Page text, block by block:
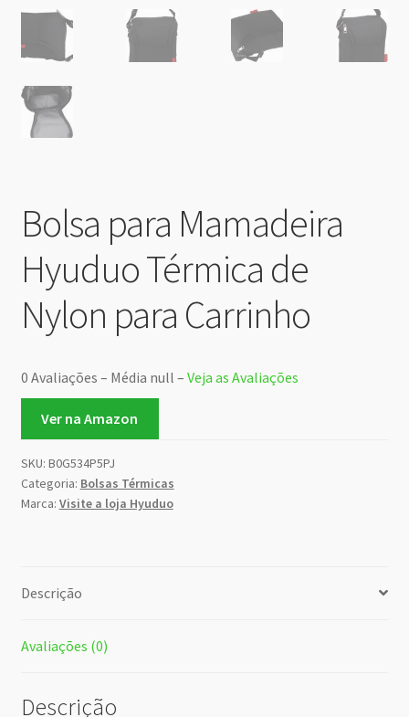
Bolsa para Mamadeira
Hyuduo Térmica de
Nylon para Carrinho
0 Avaliações – Média null – Veja as Avaliações
Ver na Amazon
SKU: B0G534P5PJ
Categoria: Bolsas Térmicas
Marca: Visite a loja Hyuduo
Descrição
Avaliações (0)
Descrição